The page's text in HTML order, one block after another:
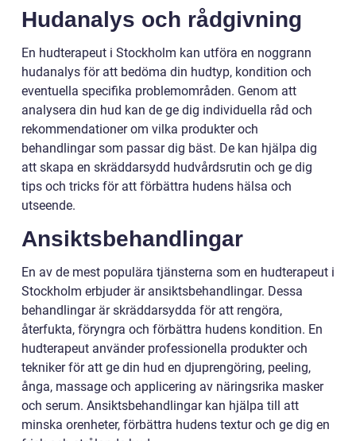
Hudanalys och rådgivning
En hudterapeut i Stockholm kan utföra en noggrann
hudanalys för att bedöma din hudtyp, kondition och
eventuella specifika problemområden. Genom att
analysera din hud kan de ge dig individuella råd och
rekommendationer om vilka produkter och
behandlingar som passar dig bäst. De kan hjälpa dig
att skapa en skräddarsydd hudvårdsrutin och ge dig
tips och tricks för att förbättra hudens hälsa och
utseende.
Ansiktsbehandlingar
En av de mest populära tjänsterna som en hudterapeut i
Stockholm erbjuder är ansiktsbehandlingar. Dessa
behandlingar är skräddarsydda för att rengöra,
återfukta, föryngra och förbättra hudens kondition. En
hudterapeut använder professionella produkter och
tekniker för att ge din hud en djuprengöring, peeling,
ånga, massage och applicering av näringsrika masker
och serum. Ansiktsbehandlingar kan hjälpa till att
minska orenheter, förbättra hudens textur och ge dig en